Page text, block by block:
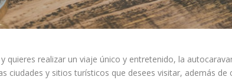
quieres realizar un viaje único y entretenido, la
ciudades y sitios turísticos que desees visitar, además